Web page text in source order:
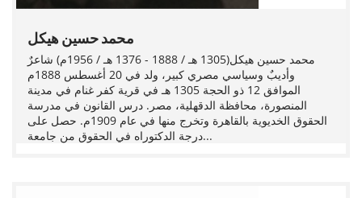
محمد حسين هيكل
محمد حسين هيكل(1305 هـ / 1888 - 1376 هـ / 1956م) شاعرٌ
وأديبٌ وسياسي مصري كبير، ولد في 20 أغسطس 1888م
الموافق 12 ذو الحجة 1305 هـ في قرية كفر غنام في مدينة
المنصورة، محافظة الدقهلية، مصر. درس القانون في مدرسة
الحقوق الخديوية بالقاهرة وتخرج منها في عام 1909م. حصل على
درجة الدكتوراه في الحقوق من جامعة...